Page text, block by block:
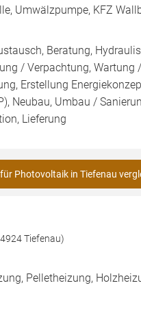
Umwälzpumpe, KFZ
Beratung,
/ Verpachtung,
Erstellung
Neubau, Umbau /
Lieferung
Photovoltaik in Tiefenau
Tiefenau)
Pelletheizung,